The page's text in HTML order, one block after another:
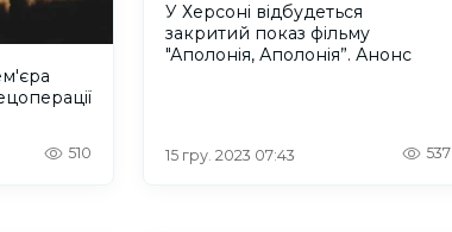
510
У Херсоні відбудеться
закритий показ фільму
"Аполонія, Аполонія”. Анонс
15 гру. 2023 07:43 537